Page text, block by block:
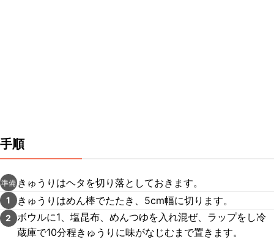
手順
準備 きゅうりはヘタを切り落としておきます。
1 きゅうりはめん棒でたたき、5cm幅に切ります。
2
ボウルに1、塩昆布、めんつゆを入れ混ぜ、ラップをし冷
蔵庫で10分程きゅうりに味がなじむまで置きます。